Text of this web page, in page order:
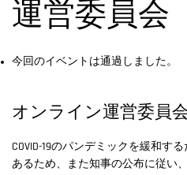
運営委員会
今回のイベントは通過しました。
オンライン運営委員
COVID-19のパンデミックを緩和す
あるため、また知事の公布に従い